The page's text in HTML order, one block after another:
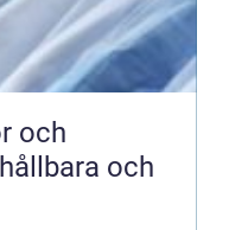
och
och